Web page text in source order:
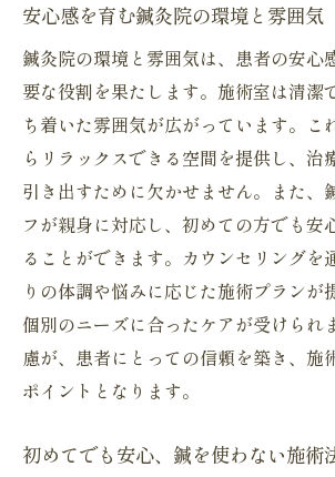
安心感を育む鍼灸院の環境と雰囲気
鍼灸院の環境と雰囲気は、患者の安心
要な役割を果たします。施術室は清潔
ち着いた雰囲気が広がっています。こ
らリラックスできる空間を提供し、治
引き出すために欠かせません。また、
フが親身に対応し、初めての方でも安
ることができます。カウンセリングを
りの体調や悩みに応じた施術プランが
個別のニーズに合ったケアが受けられ
慮が、患者にとっての信頼を築き、施
ポイントとなります。
初めてでも安心、鍼を使わない施術